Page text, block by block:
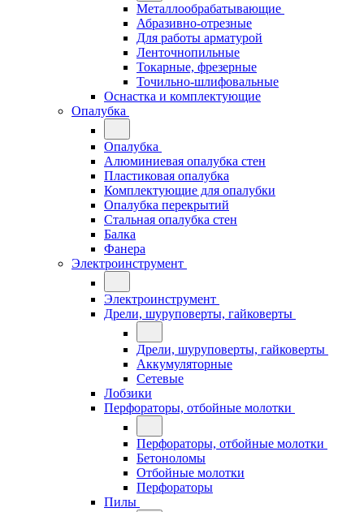
Металлообрабатывающие
Абразивно-отрезные
Для работы арматурой
Ленточнопильные
Токарные, фрезерные
Точильно-шлифовальные
Оснастка и комплектующие
Опалубка
Опалубка
Алюминиевая опалубка стен
Пластиковая опалубка
Комплектующие для опалубки
Опалубка перекрытий
Стальная опалубка стен
Балка
Фанера
Электроинструмент
Электроинструмент
Дрели, шуруповерты, гайковерты
Дрели, шуруповерты, гайковерты
Аккумуляторные
Сетевые
Лобзики
Перфораторы, отбойные молотки
Перфораторы, отбойные молотки
Бетоноломы
Отбойные молотки
Перфораторы
Пилы